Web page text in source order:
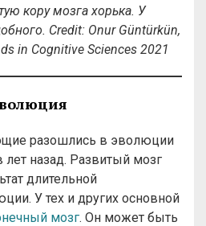
кору мозга хорька. У
Credit: Onur Güntürkün,
in Cognitive Sciences 2021
разошлись в эволюции
назад. Развитый мозг
длительной
У тех и других основной
мозг. Он может быть